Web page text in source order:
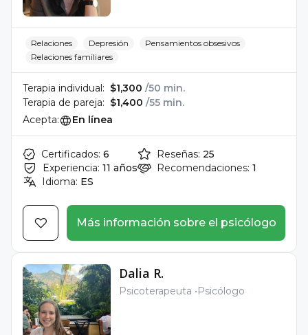
office@terappio.com
Relaciones Depresión
Pensamientos obsesivos
Relaciones familiares
Terapia individual: $1,300 /50 min.
Terapia de pareja: $1,400 /55 min.
Acepta:
En línea
Certificados: 6
Experiencia: 11 años
Idioma: ES
Reseñas: 25
Recomendaciones: 1
Más información sobre el psicólogo
Dalia R.
Psicoterapeuta Psicólogo